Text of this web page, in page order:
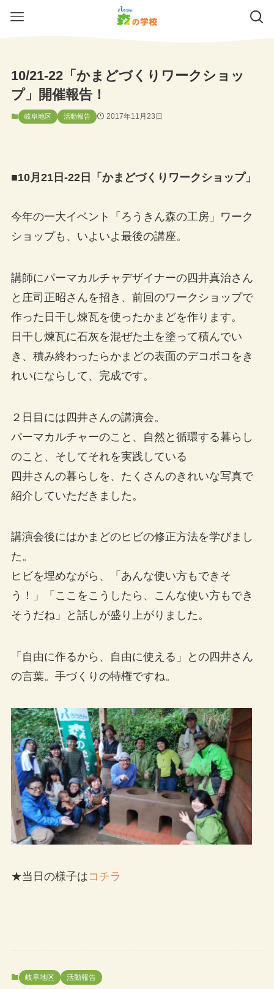
10/21-22「かまどづくりワークショッ
プ」開催報告！
岐阜地区 活動報告 2017年11月23日
■10月21日-22日「かまどづくりワークショップ」
今年の一大イベント「ろうきん森の工房」ワーク
ショップも、いよいよ最後の講座。
講師にパーマカルチャデザイナーの四井真治さん
と庄司正昭さんを招き、前回のワークショップで
作った日干し煉瓦を使ったかまどを作ります。
日干し煉瓦に石灰を混ぜた土を塗って積んでい
き、積み終わったらかまどの表面のデコボコをき
れいにならして、完成です。
２日目には四井さんの講演会。
パーマカルチャーのこと、自然と循環する暮らし
のこと、そしてそれを実践している
四井さんの暮らしを、たくさんのきれいな写真で
紹介していただきました。
講演会後にはかまどのヒビの修正方法を学びまし
た。
ヒビを埋めながら、「あんな使い方もできそ
う！」「ここをこうしたら、こんな使い方もでき
そうだね」と話しが盛り上がりました。
「自由に作るから、自由に使える」との四井さん
の言葉。手づくりの特権ですね。
★当日の様子はコチラ
岐阜地区 活動報告